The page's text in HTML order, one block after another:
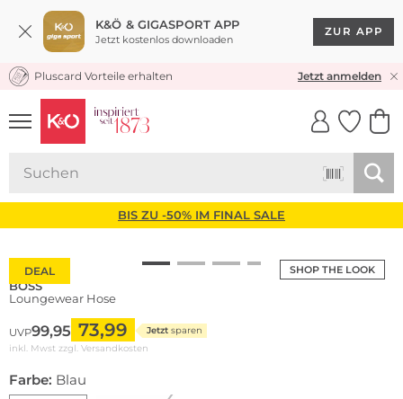
K&Ö & GIGASPORT APP
Jetzt kostenlos downloaden
ZUR APP
KOSTENLOSER VERSAND* & RÜCKVERSAND
Pluscard Vorteile erhalten Jetzt anmelden
UNSERE APP
CLICK &
BIS ZU -50% IM FINAL SALE
SHOP THE LOOK
DEAL
BOSS
Loungewear Hose
UVP99,95 73,99 Jetzt sparen
inkl. Mwst zzgl. Versandkosten
Farbe: Blau